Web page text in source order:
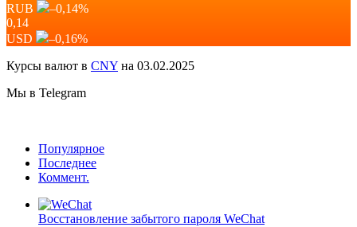
RUB
–0,14%
0,14
USD
–0,16%
Курсы валют в CNY на 03.02.2025
Мы в Telegram
Популярное
Последнее
Коммент.
Восстановление забытого пароля WeChat